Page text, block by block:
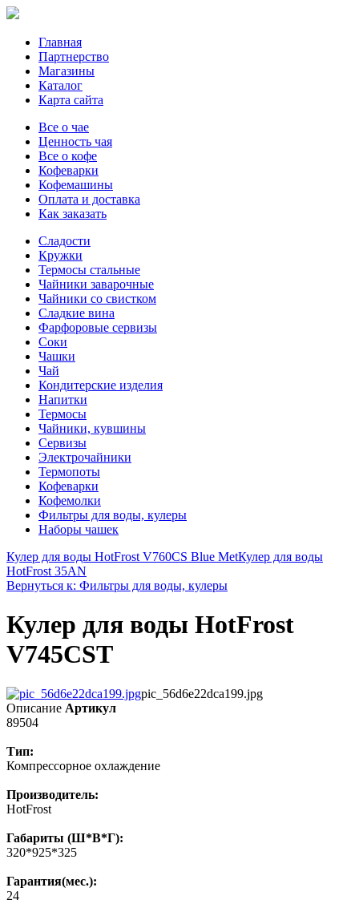
Главная
Партнерство
Магазины
Каталог
Карта сайта
Все о чае
Ценность чая
Все о кофе
Кофеварки
Кофемашины
Оплата и доставка
Как заказать
Сладости
Кружки
Термосы стальные
Чайники заварочные
Чайники со свистком
Сладкие вина
Фарфоровые сервизы
Соки
Чашки
Чай
Кондитерские изделия
Напитки
Термосы
Чайники, кувшины
Сервизы
Электрочайники
Термопоты
Кофеварки
Кофемолки
Фильтры для воды, кулеры
Наборы чашек
Кулер для воды HotFrost V760CS Blue MetКулер для воды
HotFrost 35AN
Вернуться к: Фильтры для воды, кулеры
Кулер для воды HotFrost
V745CST
pic_56d6e22dca199.jpg
Описание Артикул
89504
Тип:
Компрессорное охлаждение
Производитель:
HotFrost
Габариты (Ш*В*Г):
320*925*325
Гарантия(мес.):
24